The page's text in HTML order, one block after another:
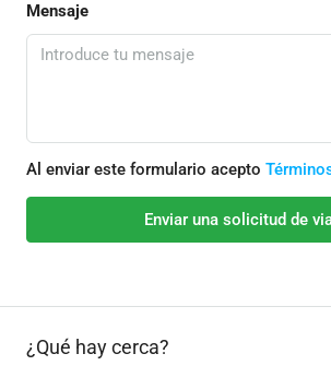
Mensaje
Al enviar este formulario acepto
Enviar una solicitud de
¿Qué hay cerca?